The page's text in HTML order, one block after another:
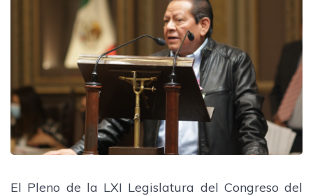
El Pleno de la LXI Legislatura del Congreso del